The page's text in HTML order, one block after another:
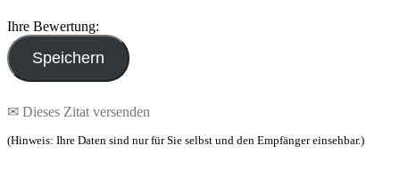
Ihre Bewertung:
✉ Dieses Zitat versenden
(Hinweis: Ihre Daten sind nur für Sie selbst und den Empfänger einsehbar.)